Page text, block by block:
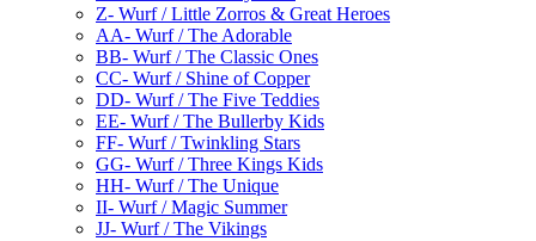
Z- Wurf / Little Zorros & Great Heroes
AA- Wurf / The Adorable
BB- Wurf / The Classic Ones
CC- Wurf / Shine of Copper
DD- Wurf / The Five Teddies
EE- Wurf / The Bullerby Kids
FF- Wurf / Twinkling Stars
GG- Wurf / Three Kings Kids
HH- Wurf / The Unique
II- Wurf / Magic Summer
JJ- Wurf / The Vikings